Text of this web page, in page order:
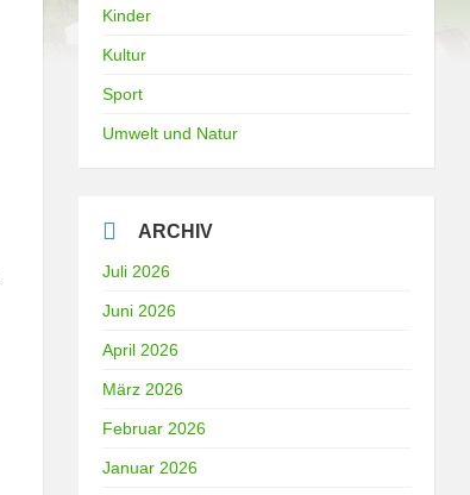
Kinder
Kultur
Sport
Umwelt und Natur
ARCHIV
Juli 2026
Juni 2026
April 2026
März 2026
Februar 2026
Januar 2026